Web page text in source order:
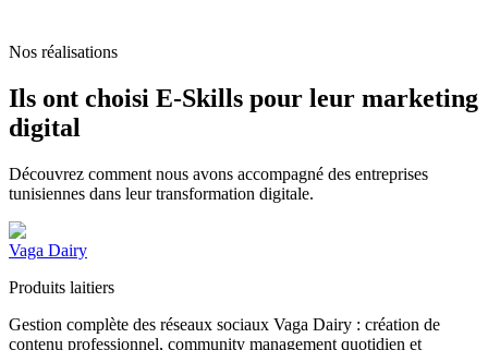
Nos réalisations
Ils ont choisi E-Skills pour leur marketing
digital
Découvrez comment nous avons accompagné des entreprises
tunisiennes dans leur transformation digitale.
Vaga Dairy
Produits laitiers
Gestion complète des réseaux sociaux Vaga Dairy : création de
contenu professionnel, community management quotidien et